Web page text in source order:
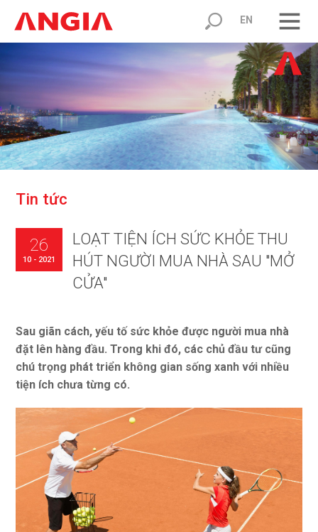
EN
Tin tức
LOẠT TIỆN ÍCH SỨC KHỎE THU
HÚT NGƯỜI MUA NHÀ SAU "MỞ
CỬA"
26
10 - 2021
Sau giãn cách, yếu tố sức khỏe được người mua nhà
đặt lên hàng đầu. Trong khi đó, các chủ đầu tư cũng
chú trọng phát triển không gian sống xanh với nhiều
tiện ích chưa từng có.